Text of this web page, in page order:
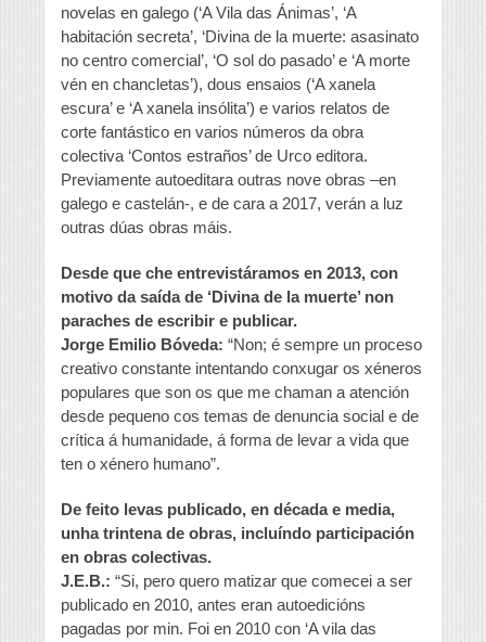
novelas en galego (‘A Vila das Ánimas’, ‘A
habitación secreta’, ‘Divina de la muerte: asasinato
no centro comercial’, ‘O sol do pasado’ e ‘A morte
vén en chancletas’), dous ensaios (‘A xanela
escura’ e ‘A xanela insólita’) e varios relatos de
corte fantástico en varios números da obra
colectiva ‘Contos estraños’ de Urco editora.
Previamente autoeditara outras nove obras –en
galego e castelán-, e de cara a 2017, verán a luz
outras dúas obras máis.
Desde que che entrevistáramos en 2013, con
motivo da saída de ‘Divina de la muerte’ non
paraches de escribir e publicar.
Jorge Emilio Bóveda: “Non; é sempre un proceso
creativo constante intentando conxugar os xéneros
populares que son os que me chaman a atención
desde pequeno cos temas de denuncia social e de
crítica á humanidade, á forma de levar a vida que
ten o xénero humano”.
De feito levas publicado, en década e media,
unha trintena de obras, incluíndo participación
en obras colectivas.
J.E.B.: “Si, pero quero matizar que comecei a ser
publicado en 2010, antes eran autoedicións
pagadas por min. Foi en 2010 con ‘A vila das